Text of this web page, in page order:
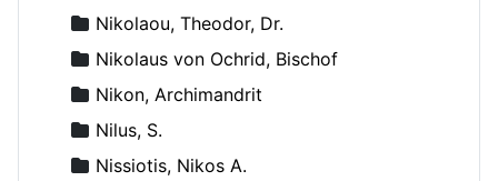
Nikolaou, Theodor, Dr.
Nikolaus von Ochrid, Bischof
Nikon, Archimandrit
Nilus, S.
Nissiotis, Nikos A.